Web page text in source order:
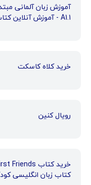
A1.1 - آموزش آنلاین کتاب منشن
خرید کلاه کاسکت
رویال کنین
کتاب زبان انگلیسی